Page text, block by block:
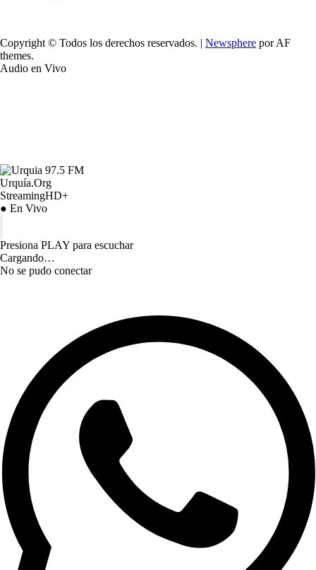
Copyright © Todos los derechos reservados. | Newsphere por AF
themes.
Audio en Vivo
Urquía.Org
StreamingHD+
● En Vivo
Presiona PLAY para escuchar
Cargando…
No se pudo conectar